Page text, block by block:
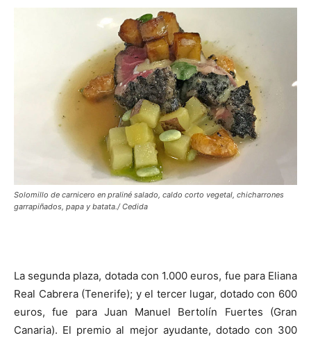
Solomillo de carnicero en praliné salado, caldo corto vegetal, chicharrones
garrapiñados, papa y batata./ Cedida
La segunda plaza, dotada con 1.000 euros, fue para Eliana
Real Cabrera (Tenerife); y el tercer lugar, dotado con 600
euros, fue para Juan Manuel Bertolín Fuertes (Gran
Canaria). El premio al mejor ayudante, dotado con 300